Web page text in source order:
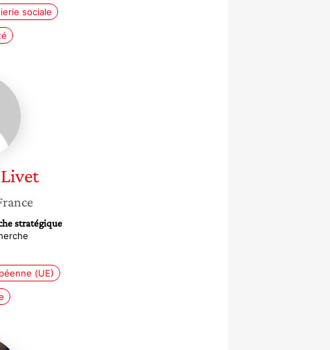
sociale
Livet
stratégique
(UE)